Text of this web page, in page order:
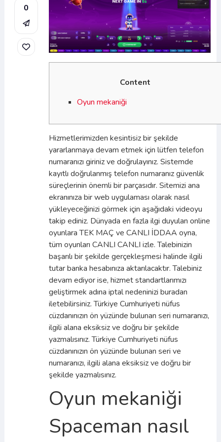
0
Content
Oyun mekaniği
Hizmetlerimizden kesintisiz bir şekilde
yararlanmaya devam etmek için lütfen telefon
numaranızı giriniz ve doğrulayınız. Sistemde
kayıtlı doğrulanmış telefon numaranız güvenlik
süreçlerinin önemli bir parçasıdır. Sitemizi ana
ekranınıza bir web uygulaması olarak nasıl
yükleyeceğinizi görmek için aşağıdaki videoyu
takip ediniz. Dünyada en fazla ilgi duyulan online
oyunlara TEK MAÇ ve CANLI İDDAA oyna,
tüm oyunları CANLI CANLI izle. Talebinizin
başarılı bir şekilde gerçekleşmesi halinde ilgili
tutar banka hesabınıza aktarılacaktır. Talebiniz
devam ediyor ise, hizmet standartlarımızı
geliştirmek adına iptal nedeninizi buradan
iletebilirsiniz. Türkiye Cumhuriyeti nüfus
cüzdanınızın ön yüzünde bulunan seri numaranızı,
ilgili alana eksiksiz ve doğru bir şekilde
yazmalısınız. Türkiye Cumhuriyeti nüfus
cüzdanınızın ön yüzünde bulunan seri ve
numaranızı, ilgili alana eksiksiz ve doğru bir
şekilde yazmalısınız.
Oyun mekaniği
Spaceman nasıl